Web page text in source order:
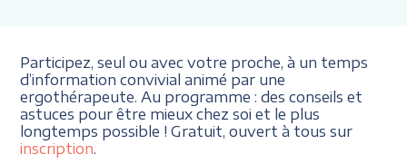
Participez, seul ou avec votre proche, à un temps
d’information convivial animé par une
ergothérapeute. Au programme : des conseils et
astuces pour être mieux chez soi et le plus
longtemps possible ! Gratuit, ouvert à tous sur
inscription